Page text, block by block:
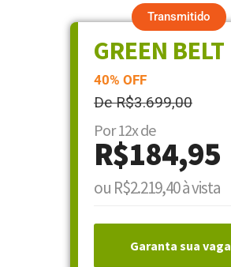
Transmitido
GREEN BELT
40% OFF
De R$3.699,00
Por 12x de
R$184,95
ou R$2.219,40 à vista
Garanta sua vaga